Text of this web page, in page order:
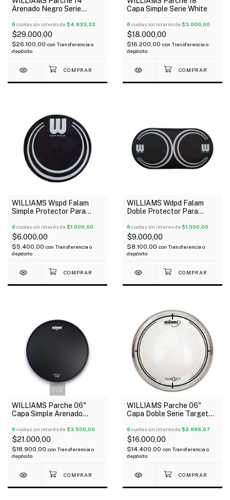
Arenado Negro Serie
6 cuotas sin interés de$4.833,33
$29.000,00
$26.100,00 con Transferencia o
depósito
Capa Simple Serie White
6 cuotas sin interés de$3.000,00
$18.000,00
$16.200,00 con Transferencia o
depósito
WILLIAMS Wspd Falam
Simple Protector Para
6 cuotas sin interés de$1.000,00
$6.000,00
$5.400,00 con Transferencia o
depósito
WILLIAMS Wdpd Falam
Doble Protector Para
6 cuotas sin interés de$1.500,00
$9.000,00
$8.100,00 con Transferencia o
depósito
1 / 2
WILLIAMS Parche 06"
Capa Simple Arenado
6 cuotas sin interés de$3.500,00
$21.000,00
$18.900,00 con Transferencia o
depósito
WILLIAMS Parche 06"
Capa Doble Serie Target
6 cuotas sin interés de$2.666,67
$16.000,00
$14.400,00 con Transferencia o
depósito